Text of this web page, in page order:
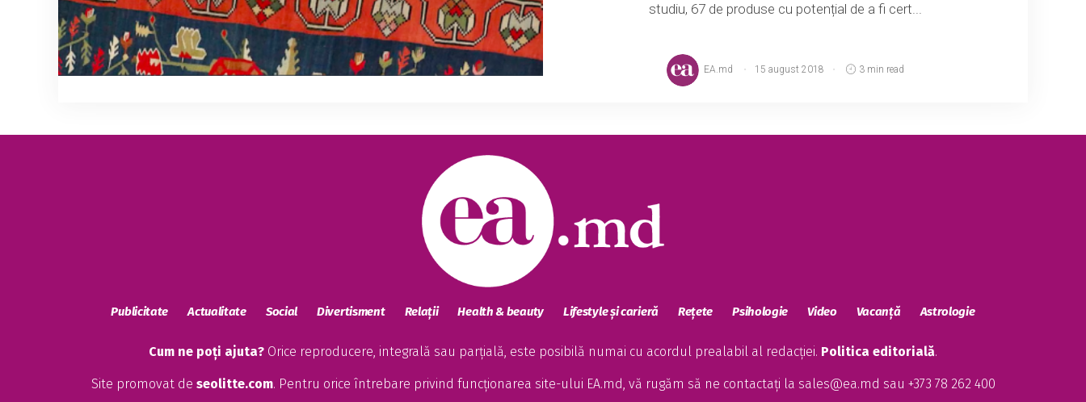
studiu, 67 de produse cu potențial de a fi cert...
EA.md 15 august 2018 3 min read
Publicitate Actualitate Social Divertisment Relații Health & beauty Lifestyle și carieră Rețete Psihologie Video Vacanță Astrologie
Cum ne poți ajuta? Orice reproducere, integrală sau parțială, este posibilă numai cu acordul prealabil al redacției. Politica editorială.
Site promovat de seolitte.com. Pentru orice întrebare privind funcționarea site-ului EA.md, vă rugăm să ne contactați la sales@ea.md sau +373 78 262 400